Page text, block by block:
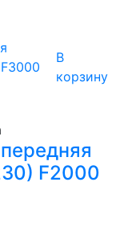
В
корзину
F2000